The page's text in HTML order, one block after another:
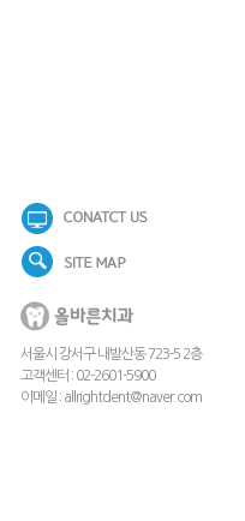
서울시 강서구 내발산동 723-5 2층
고객센터 : 02-2601-5900
이메일 : allrightdent@naver.com